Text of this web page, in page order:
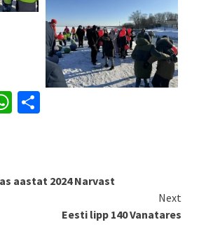
WhatsApp
aastat 2024 Narvast
Next
Eesti lipp 140 Vanatares